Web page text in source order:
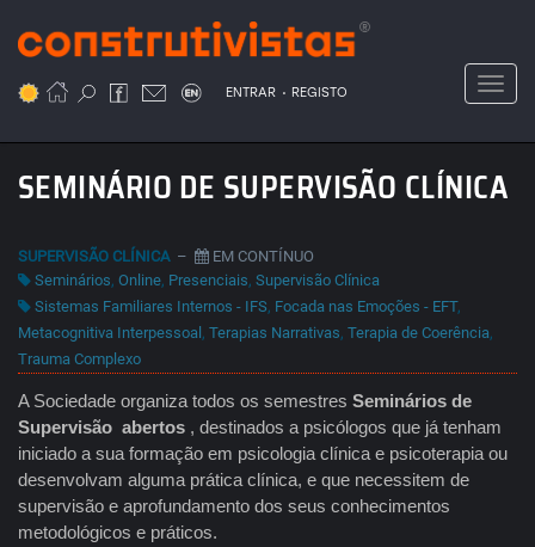
para
conteúdo
ENTRAR . REGISTO
SEMINÁRIO DE SUPERVISÃO CLÍNICA
SUPERVISÃO CLÍNICA –
EM CONTÍNUO
Seminários, Online, Presenciais, Supervisão Clínica
Sistemas Familiares Internos - IFS, Focada nas Emoções - EFT,
Metacognitiva Interpessoal , Terapias Narrativas, Terapia de Coerência,
Trauma Complexo
A Sociedade organiza todos os semestres Seminários de
Supervisão abertos , destinados a psicólogos que já tenham
iniciado a sua formação em psicologia clínica e psicoterapia ou
desenvolvam alguma prática clínica, e que necessitem de
supervisão e aprofundamento dos seus conhecimentos
metodológicos e práticos.